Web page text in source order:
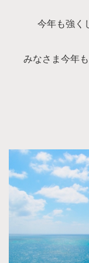
今年も強く
みなさま今年